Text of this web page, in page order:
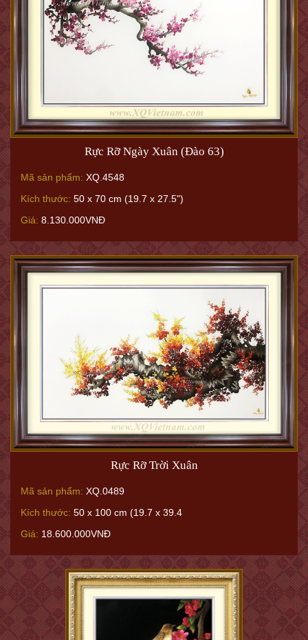
Rực Rỡ Ngày Xuân (Đào 63)
Mã sản phẩm: XQ.4548
Kích thước: 50 x 70 cm (19.7 x 27.5")
Giá: 8.130.000VNĐ
Rực Rỡ Trời Xuân
Mã sản phẩm: XQ.0489
Kích thước: 50 x 100 cm (19.7 x 39.4
Giá: 18.600.000VNĐ